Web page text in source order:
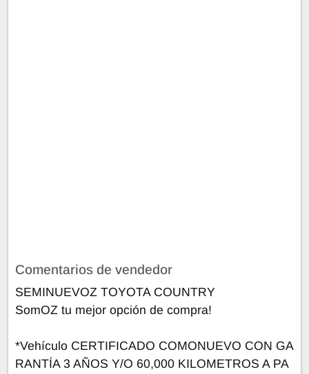
Comentarios de vendedor
SEMINUEVOZ TOYOTA COUNTRY
SomOZ tu mejor opción de compra!
*Vehículo CERTIFICADO COMONUEVO CON GA
RANTÍA 3 AÑOS Y/O 60,000 KILOMETROS A PA